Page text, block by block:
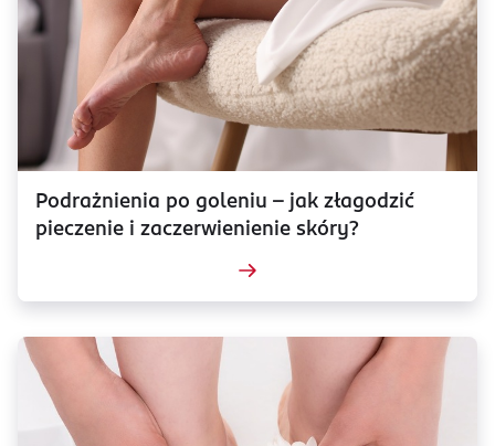
Podrażnienia po goleniu – jak złagodzić
pieczenie i zaczerwienienie skóry?